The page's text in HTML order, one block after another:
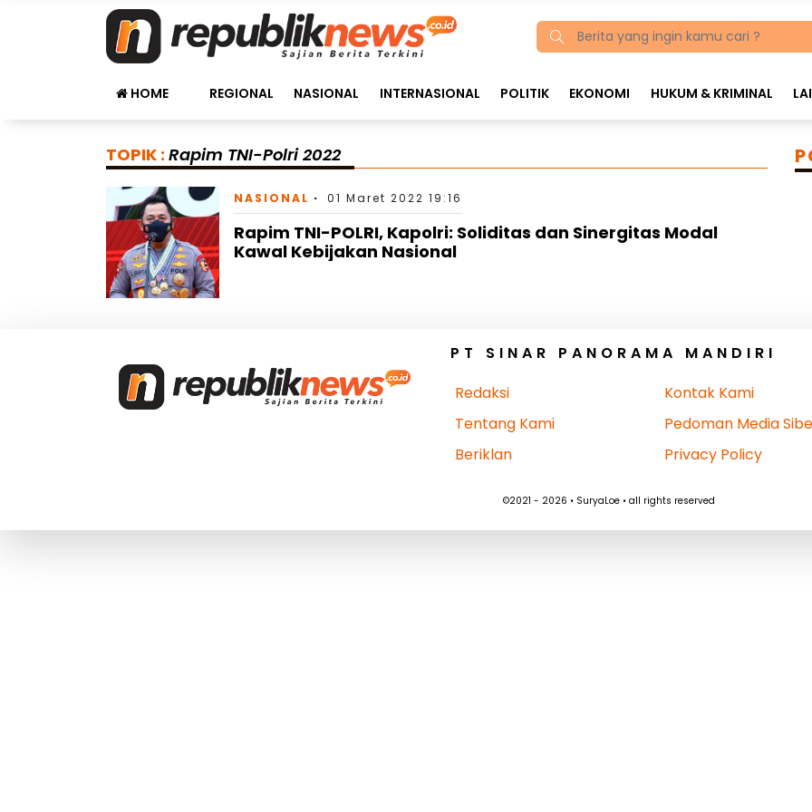
HOME REGIONAL NASIONAL INTERNASIONAL POLITIK EKONOMI HUKUM & KRIMINAL
TOPIK : Rapim TNI-Polri 2022
NASIONAL 01 Maret 2022 19:16
Rapim TNI-POLRI, Kapolri: Soliditas dan Sinergitas Modal
Kawal Kebijakan Nasional
PT SINAR PANORAMA MANDIRI
Redaksi
Tentang Kami
Beriklan
Kontak Kami
Pedoman Media
Privacy Policy
©2021 - 2026 • SuryaLoe • all rights reserved